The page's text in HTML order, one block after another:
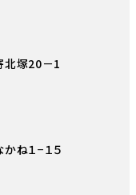
北塚20－1
ね１−１５